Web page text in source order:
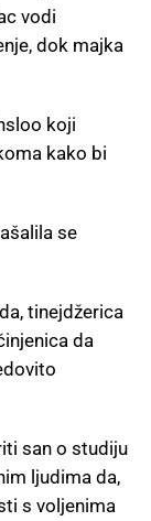
vodi
dok majka
koji
kako bi
se
tinejdžerica
da
san o studiju
ljudima da,
s voljenima